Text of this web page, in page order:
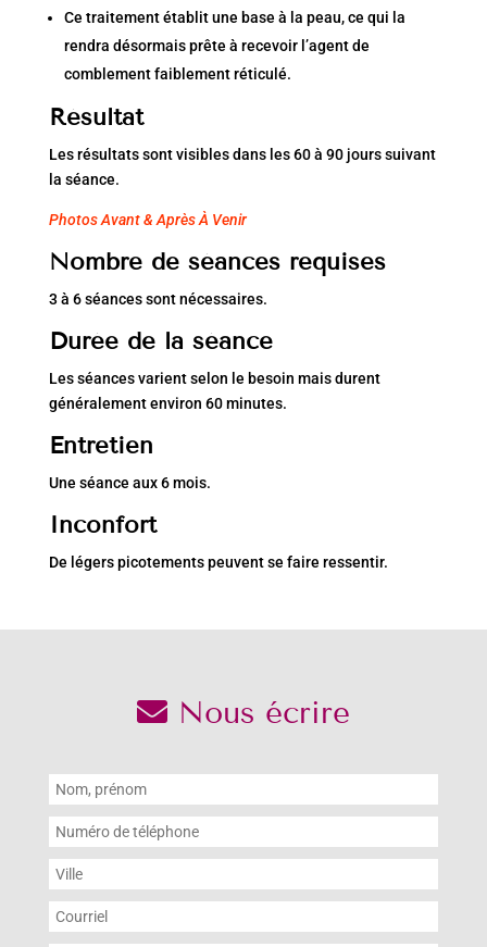
Ce traitement établit une base à la peau, ce qui la
rendra désormais prête à recevoir l’agent de
comblement faiblement réticulé.
Résultat
Les résultats sont visibles dans les 60 à 90 jours suivant
la séance.
Photos Avant & Après À Venir
Nombre de séances requises
3 à 6 séances sont nécessaires.
Durée de la séance
Les séances varient selon le besoin mais durent
généralement environ 60 minutes.
Entretien
Une séance aux 6 mois.
Inconfort
De légers picotements peuvent se faire ressentir.
Nous écrire